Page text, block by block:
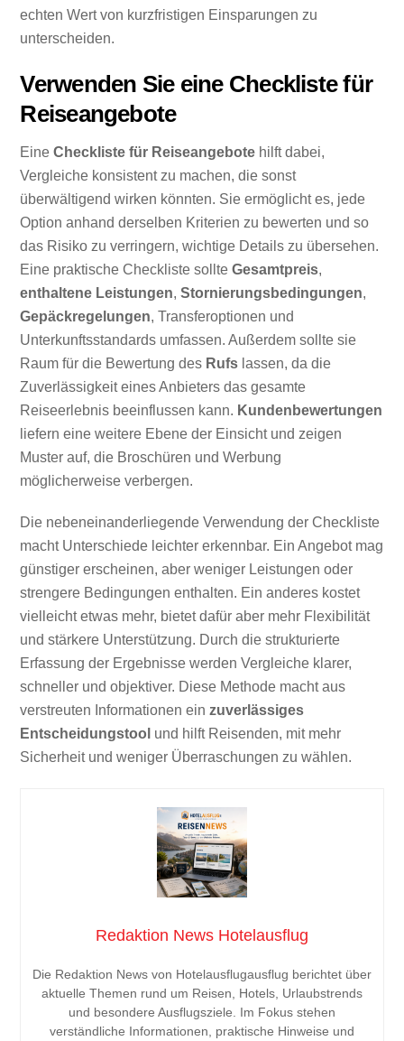
echten Wert von kurzfristigen Einsparungen zu
unterscheiden.
Verwenden Sie eine Checkliste für
Reiseangebote
EineCheckliste für Reiseangebote hilft dabei,
Vergleiche konsistent zu machen, die sonst
überwältigend wirken könnten. Sie ermöglicht es, jede
Option anhand derselben Kriterien zu bewerten und so
das Risiko zu verringern, wichtige Details zu übersehen.
Eine praktische Checkliste sollteGesamtpreis,
enthaltene Leistungen,Stornierungsbedingungen,
Gepäckregelungen, Transferoptionen und
Unterkunftsstandards umfassen. Außerdem sollte sie
Raum für die Bewertung des Rufs lassen, da die
Zuverlässigkeit eines Anbieters das gesamte
Reiseerlebnis beeinflussen kann. Kundenbewertungen
liefern eine weitere Ebene der Einsicht und zeigen
Muster auf, die Broschüren und Werbung
möglicherweise verbergen.
Die nebeneinanderliegende Verwendung der Checkliste
macht Unterschiede leichter erkennbar. Ein Angebot mag
günstiger erscheinen, aber weniger Leistungen oder
strengere Bedingungen enthalten. Ein anderes kostet
vielleicht etwas mehr, bietet dafür aber mehr Flexibilität
und stärkere Unterstützung. Durch die strukturierte
Erfassung der Ergebnisse werden Vergleiche klarer,
schneller und objektiver. Diese Methode macht aus
verstreuten Informationen einzuverlässiges
Entscheidungstool und hilft Reisenden, mit mehr
Sicherheit und weniger Überraschungen zu wählen.
Redaktion News Hotelausflug
Die Redaktion News von Hotelausflugausflug berichtet über
aktuelle Themen rund um Reisen, Hotels, Urlaubstrends
und besondere Ausflugsziele. Im Fokus stehen
verständliche Informationen, praktische Hinweise und